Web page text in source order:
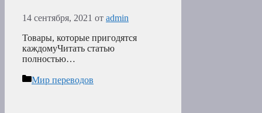
14 сентября, 2021 от admin
Товары, которые пригодятся
каждомуЧитать статью
полностью…
Рубрики
Мир переводов